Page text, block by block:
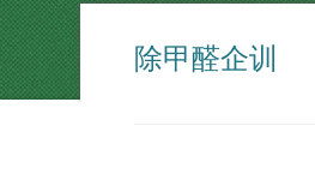
除甲醛企训